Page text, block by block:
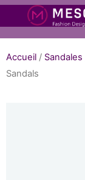
Accueil / Sandales
Sandals